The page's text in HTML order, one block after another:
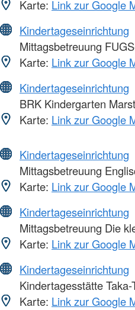
Karte: Link zur Google
Kindertageseinrichtung
Mittagsbetreuung
Karte: Link zur Google
Kindertageseinrichtung
BRK Kindergarten
Karte: Link zur Google
Kindertageseinrichtung
Mittagsbetreuung
Karte: Link zur Google
Kindertageseinrichtung
Mittagsbetreuung Die
Karte: Link zur Google
Kindertageseinrichtung
Kindertagesstätte Taka-
Karte: Link zur Google